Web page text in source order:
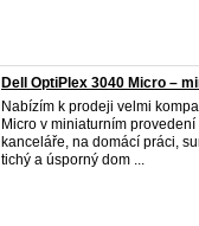
Dell OptiPlex 3040 Micro –
Nabízím k prodeji velmi
Micro v miniaturním
kanceláře, na domácí práci,
tichý a úsporný dom ...